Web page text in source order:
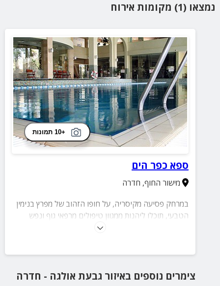
נמצאו (1) מקומות אירוח
+10 תמונות
ספא כפר הים
מישור החוף, חדרה
במרחק פסיעה מקיסריה, על חופו הזהוב של מפרץ בנימין
הטבעי, תוכלו ליהנות ממגוון טיפולים מרפאי גוף ונפש
באווירה כפרית פסטורלית וסוויטות אירוח מקסימות,
צימרים נוספים באיזור גבעת אולגה - חדרה